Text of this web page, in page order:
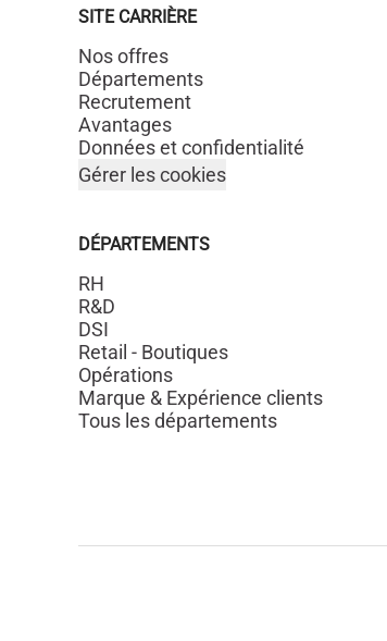
SITE CARRIÈRE
Nos offres
Départements
Recrutement
Avantages
Données et confidentialité
Gérer les cookies
DÉPARTEMENTS
RH
R&D
DSI
Retail - Boutiques
Opérations
Marque & Expérience clients
Tous les départements